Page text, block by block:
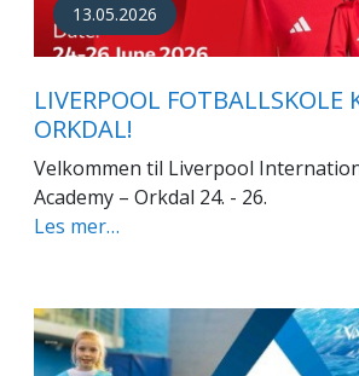
13.05.2026
LIVERPOOL FOTBALLSKOLE
ORKDAL!
Velkommen til Liverpool
Academy – Orkdal 24. - 26.
Les mer…